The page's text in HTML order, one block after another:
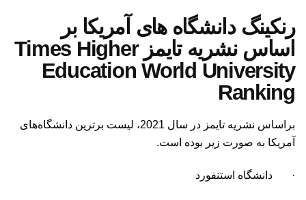
رنکینگ دانشگاه های آمریکا بر
اساس نشریه تایمز Times Higher
Education World University
Ranking
براساس نشریه تایمز در سال 2021، لیست برترین دانشگاه‌های
آمریکا به صورت زیر بوده است.
· دانشگاه استنفورد